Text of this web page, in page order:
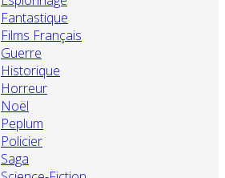
Fantastique
Films Français
Guerre
Historique
Horreur
Noël
Peplum
Policier
Saga